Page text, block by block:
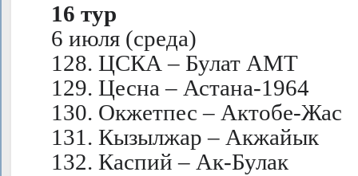
16 тур
6 июля (среда)
128. ЦСКА – Булат АМТ
129. Цесна – Астана-1964
130. Окжетпес – Актобе-Жас
131. Кызылжар – Акжайык
132. Каспий – Ак-Булак